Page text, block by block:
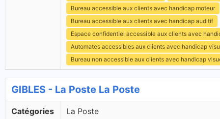
Bureau accessible aux clients avec handicap moteur
Bureau accessible aux clients avec handicap auditif
Espace confidentiel accessible aux clients avec
Automates accessibles aux clients avec handicap
Bureau non accessible aux clients avec handicap
GIBLES - La Poste La Poste
Catégories La Poste